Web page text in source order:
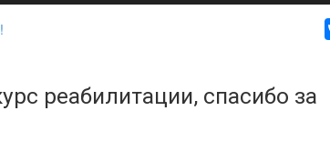
реабилитации, спасибо за